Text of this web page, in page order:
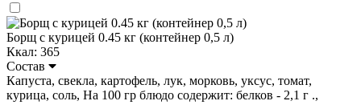
Борщ с курицей 0.45 кг (контейнер 0,5 л)
Ккал: 365
Состав
Капуста, свекла, картофель, лук, морковь, уксус, томат,
курица, соль, На 100 гр блюдо содержит: белков - 2,1 г .,